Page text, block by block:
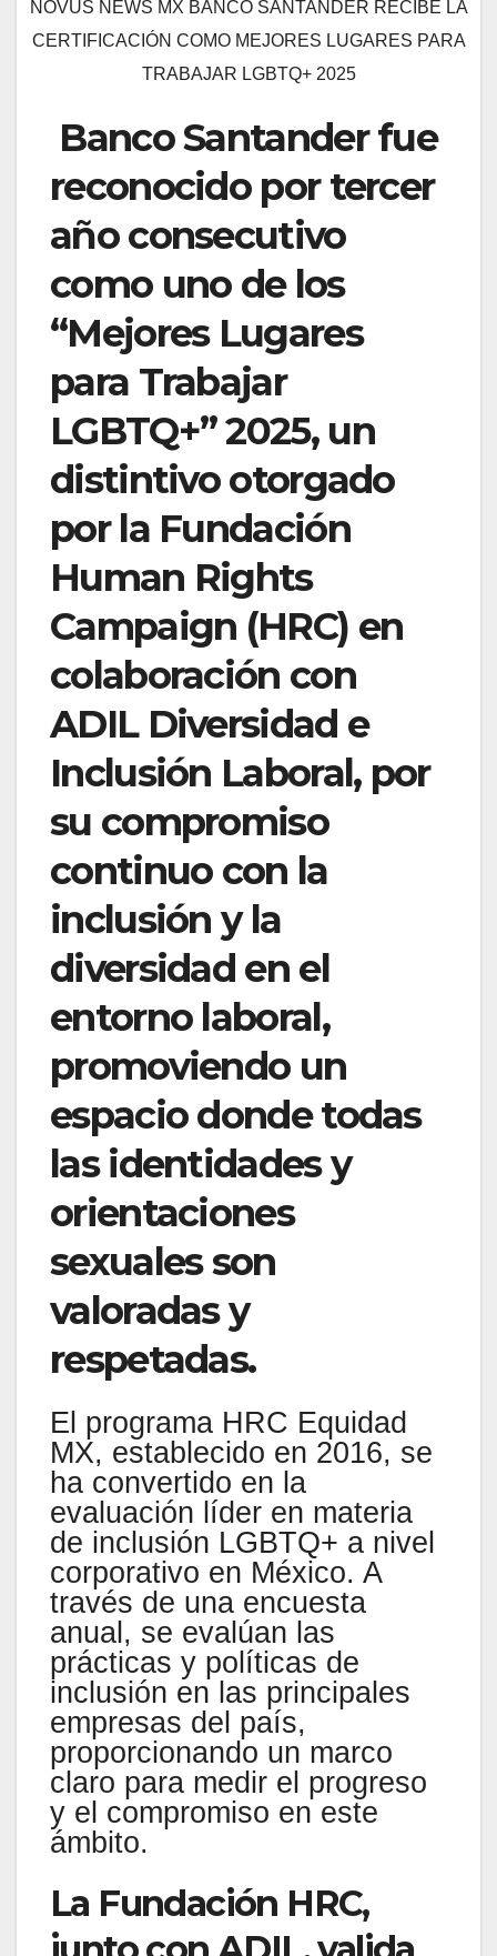
NOVUS NEWS MX BANCO SANTANDER RECIBE LA
CERTIFICACIÓN COMO MEJORES LUGARES PARA
TRABAJAR LGBTQ+ 2025
Banco Santander fue
reconocido por tercer
año consecutivo
como uno de los
“Mejores Lugares
para Trabajar
LGBTQ+” 2025, un
distintivo otorgado
por la Fundación
Human Rights
Campaign (HRC) en
colaboración con
ADIL Diversidad e
Inclusión Laboral, por
su compromiso
continuo con la
inclusión y la
diversidad en el
entorno laboral,
promoviendo un
espacio donde todas
las identidades y
orientaciones
sexuales son
valoradas y
respetadas.
El programa HRC Equidad
MX, establecido en 2016, se
ha convertido en la
evaluación líder en materia
de inclusión LGBTQ+ a nivel
corporativo en México. A
través de una encuesta
anual, se evalúan las
prácticas y políticas de
inclusión en las principales
empresas del país,
proporcionando un marco
claro para medir el progreso
y el compromiso en este
ámbito.
La Fundación HRC,